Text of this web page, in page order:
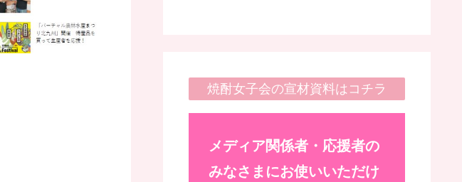
焼酎女子会の宣材資料はコチラ
メディア関係者・応援者の
みなさまにお使いいただけ